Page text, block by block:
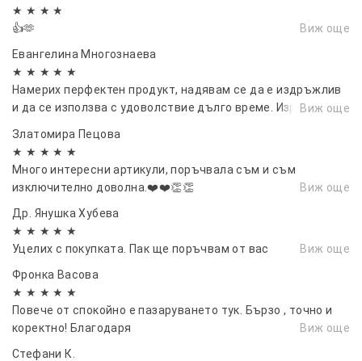
★ ★ ★ ★
👍🫶
Виж още
Евангелина Многознаева
★ ★ ★ ★ ★
Намерих перфектен продукт, надявам се да е издръжлив
и да се използва с удоволствие дълго време. Изработен е
Виж още
Златомира Пецова
★ ★ ★ ★ ★
Много интересни артикули, поръчвала съм и съм
изключително доволна.❤️❤️👏👏
Виж още
Др. Янушка Хубева
★ ★ ★ ★ ★
Уцелих с покупката. Пак ще поръчвам от вас
Виж още
Фронка Васовa
★ ★ ★ ★ ★
Повече от спокойно е пазаруването тук. Бързо , точно и
коректно! Благодаря
Виж още
Стефани К.